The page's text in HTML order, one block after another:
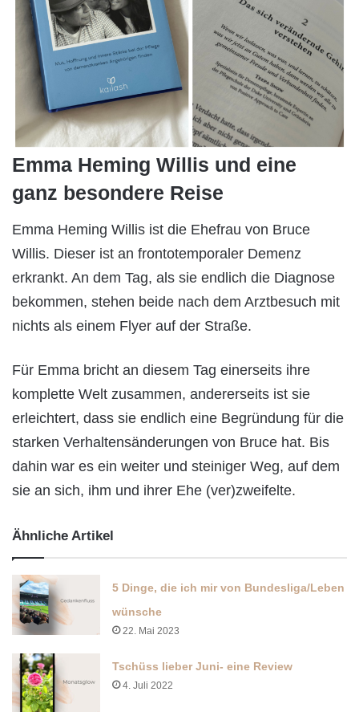
Emma Heming Willis und eine
ganz besondere Reise
Emma Heming Willis ist die Ehefrau von Bruce
Willis. Dieser ist an frontotemporaler Demenz
erkrankt. An dem Tag, als sie endlich die Diagnose
bekommen, stehen beide nach dem Arztbesuch mit
nichts als einem Flyer auf der Straße.
Für Emma bricht an diesem Tag einerseits ihre
komplette Welt zusammen, andererseits ist sie
erleichtert, dass sie endlich eine Begründung für die
starken Verhaltensänderungen von Bruce hat. Bis
dahin war es ein weiter und steiniger Weg, auf dem
sie an sich, ihm und ihrer Ehe (ver)zweifelte.
Ähnliche Artikel
5 Dinge, die ich mir von Bundesliga/Leben
wünsche
22. Mai 2023
Tschüss lieber Juni- eine Review
4. Juli 2022